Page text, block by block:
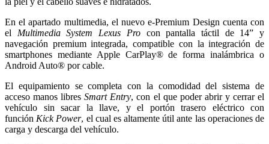
En el apartado multimedia, el nuevo e-Premium Design cuenta con
el Multimedia System Lexus Procon pantalla táctil de 14” y
navegación premium integrada, compatible con la integración de
smartphones mediante Apple CarPlay® de forma inalámbrica o
Android Auto® por cable.
El equipamiento se completa con la comodidad del sistema de
acceso manos libresSmart Entry, con el que poder abrir y cerrar el
vehículo sin sacar la llave, y el portón trasero eléctrico con
función Kick Power, el cual es altamente útil ante las operaciones de
carga y descarga del vehículo.